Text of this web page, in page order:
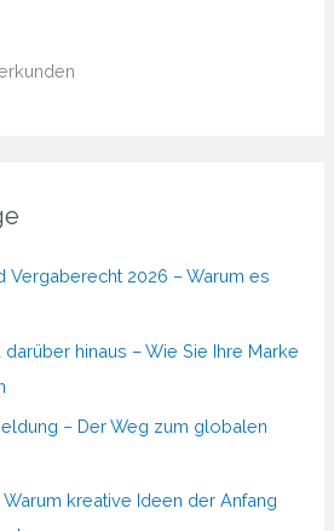
Vergaberecht 2026 – Warum es
hinaus – Wie Sie Ihre Marke
– Der Weg zum globalen
kreative Ideen der Anfang